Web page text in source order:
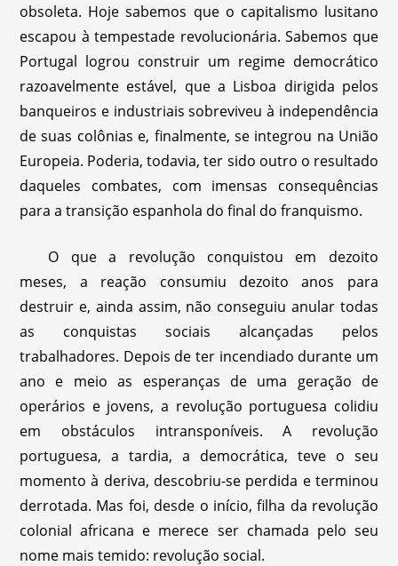
obsoleta. Hoje sabemos que o capitalismo lusitano
escapou à tempestade revolucionária. Sabemos que
Portugal logrou construir um regime democrático
razoavelmente estável, que a Lisboa dirigida pelos
banqueiros e industriais sobreviveu à independência
de suas colônias e, finalmente, se integrou na União
Europeia. Poderia, todavia, ter sido outro o resultado
daqueles combates, com imensas consequências
para a transição espanhola do final do franquismo.
O que a revolução conquistou em dezoito
meses, a reação consumiu dezoito anos para
destruir e, ainda assim, não conseguiu anular todas
as conquistas sociais alcançadas pelos
trabalhadores. Depois de ter incendiado durante um
ano e meio as esperanças de uma geração de
operários e jovens, a revolução portuguesa colidiu
em obstáculos intransponíveis. A revolução
portuguesa, a tardia, a democrática, teve o seu
momento à deriva, descobriu-se perdida e terminou
derrotada. Mas foi, desde o início, filha da revolução
colonial africana e merece ser chamada pelo seu
nome mais temido: revolução social.